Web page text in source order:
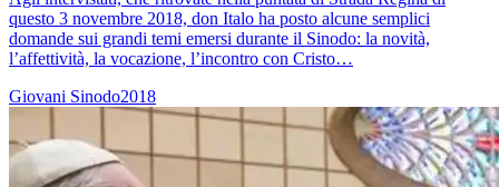
questo 3 novembre 2018, don Italo ha posto alcune semplici
domande sui grandi temi emersi durante il Sinodo: la novità,
l’affettività, la vocazione, l’incontro con Cristo…
Giovani Sinodo2018